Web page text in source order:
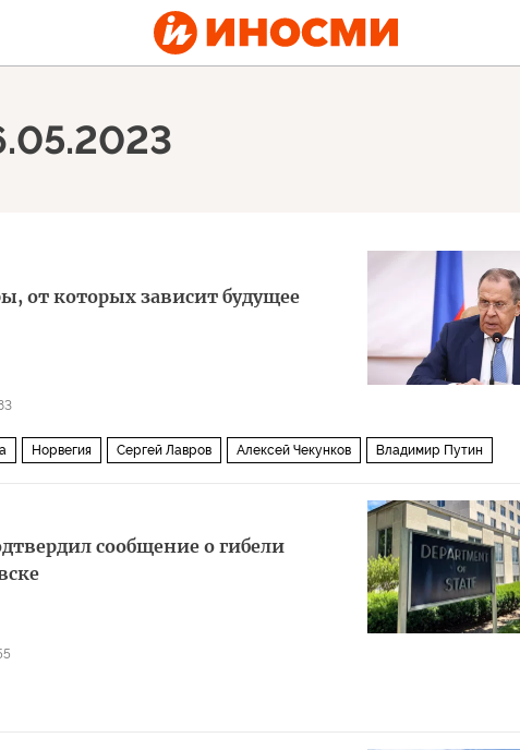
от которых зависит будущее
Норвегия Сергей Лавров Алексей Чекунков Владимир Путин
сообщение о гибели